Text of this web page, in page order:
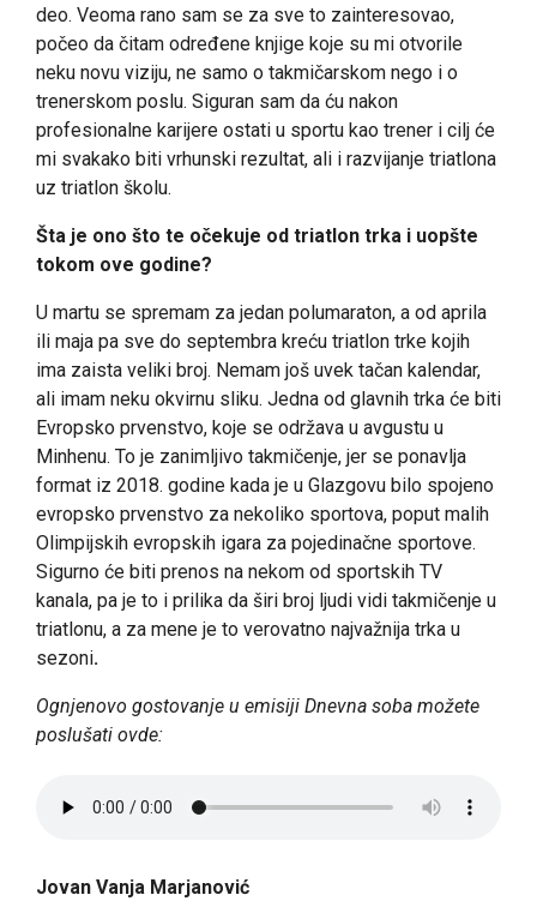
deo. Veoma rano sam se za sve to zainteresovao,
počeo da čitam određene knjige koje su mi otvorile
neku novu viziju, ne samo o takmičarskom nego i o
trenerskom poslu. Siguran sam da ću nakon
profesionalne karijere ostati u sportu kao trener i cilj će
mi svakako biti vrhunski rezultat, ali i razvijanje triatlona
uz triatlon školu.
Šta je ono što te očekuje od triatlon trka i uopšte
tokom ove godine?
U martu se spremam za jedan polumaraton, a od aprila
ili maja pa sve do septembra kreću triatlon trke kojih
ima zaista veliki broj. Nemam još uvek tačan kalendar,
ali imam neku okvirnu sliku. Jedna od glavnih trka će biti
Evropsko prvenstvo, koje se održava u avgustu u
Minhenu. To je zanimljivo takmičenje, jer se ponavlja
format iz 2018. godine kada je u Glazgovu bilo spojeno
evropsko prvenstvo za nekoliko sportova, poput malih
Olimpijskih evropskih igara za pojedinačne sportove.
Sigurno će biti prenos na nekom od sportskih TV
kanala, pa je to i prilika da širi broj ljudi vidi takmičenje u
triatlonu, a za mene je to verovatno najvažnija trka u
sezoni.
Ognjenovo gostovanje u emisiji Dnevna soba možete
poslušati ovde:
Jovan Vanja Marjanović